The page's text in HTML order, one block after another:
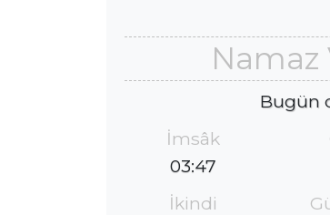
Bugün
İmsâk
03:47
İkindi